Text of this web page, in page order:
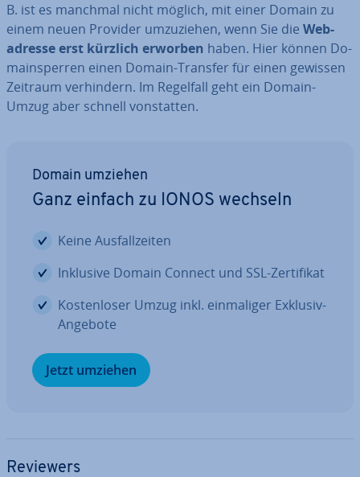
B. ist es manchmal nicht möglich, mit einer Domain zu
einem neuen Provider um­zu­zie­hen, wenn Sie die Web­
adres­se erst kürzlich erworben haben. Hier können Do­
main­sper­ren einen Domain-Transfer für einen gewissen
Zeitraum ver­hin­dern. Im Regelfall geht ein Domain-
Umzug aber schnell von­stat­ten.
Domain umziehen
Ganz einfach zu IONOS wechseln
Keine Aus­fall­zei­ten
Inklusive Domain Connect und SSL-Zer­ti­fi­kat
Kos­ten­lo­ser Umzug inkl. ein­ma­li­ger Exklusiv-
Angebote
Jetzt umziehen
Reviewers